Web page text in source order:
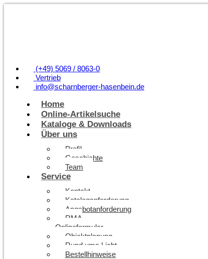
(+49) 5069 / 8063-0
Vertrieb
info@scharnberger-hasenbein.de
Home
Online-Artikelsuche
Kataloge & Downloads
Über uns
Profil
Geschichte
Team
Service
Kontakt
Kataloganforderung
Angebotanforderung
RMA
Onlineformular
Objektplanung
Rund ums Licht
Bestellhinweise